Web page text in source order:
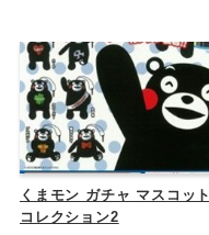
くまモン ガチャ マスコット
コレクション2